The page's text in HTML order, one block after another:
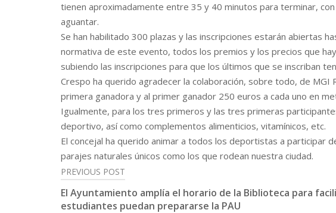
tienen aproximadamente entre 35 y 40 minutos para terminar,
aguantar.
Se han habilitado 300 plazas y las inscripciones estarán abiertas
normativa de este evento, todos los premios y los precios que
subiendo las inscripciones para que los últimos que se inscriban
Crespo ha querido agradecer la colaboración, sobre todo, de MGI
primera ganadora y al primer ganador 250 euros a cada uno en
Igualmente, para los tres primeros y las tres primeras
deportivo, así como complementos alimenticios, vitamínicos, etc.
El concejal ha querido animar a todos los deportistas a participar
parajes naturales únicos como los que rodean nuestra ciudad.
Post
navigation
PREVIOUS POST
El Ayuntamiento amplía el horario de la Biblioteca para
estudiantes puedan prepararse la PAU